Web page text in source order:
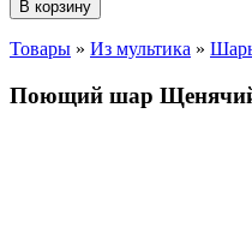
В корзину
Товары » Из мультика »
Поющий шар